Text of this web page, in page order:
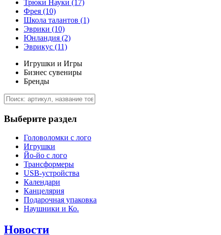
Трюки Науки (17)
Фрея (10)
Школа талантов (1)
Эврики (10)
Юнландия (2)
Эврикус (11)
Игрушки и Игры
Бизнес сувениры
Бренды
Выберите раздел
Головоломки с лого
Игрушки
Йо-йо с лого
Трансформеры
USB-устройства
Календари
Канцелярия
Подарочная упаковка
Наушники и Ко.
Новости